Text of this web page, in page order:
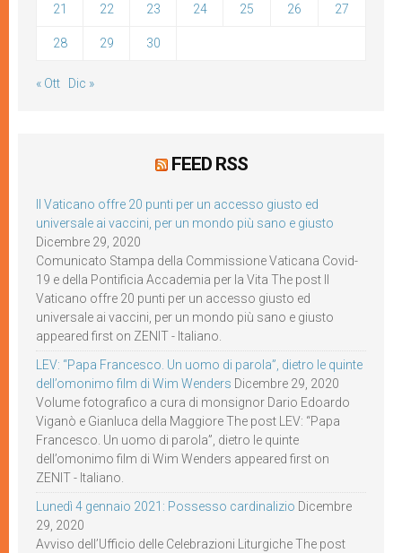
21 22 23 24 25 26 27
28 29 30
« Ott Dic »
FEED RSS
Il Vaticano offre 20 punti per un accesso giusto ed
universale ai vaccini, per un mondo più sano e giusto
Dicembre 29, 2020
Comunicato Stampa della Commissione Vaticana Covid-
19 e della Pontificia Accademia per la Vita The post Il
Vaticano offre 20 punti per un accesso giusto ed
universale ai vaccini, per un mondo più sano e giusto
appeared first on ZENIT - Italiano.
LEV: “Papa Francesco. Un uomo di parola”, dietro le quinte
dell’omonimo film di Wim Wenders Dicembre 29, 2020
Volume fotografico a cura di monsignor Dario Edoardo
Viganò e Gianluca della Maggiore The post LEV: “Papa
Francesco. Un uomo di parola”, dietro le quinte
dell’omonimo film di Wim Wenders appeared first on
ZENIT - Italiano.
Lunedì 4 gennaio 2021: Possesso cardinalizio Dicembre
29, 2020
Avviso dell’Ufficio delle Celebrazioni Liturgiche The post